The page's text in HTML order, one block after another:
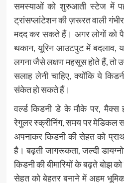
समस्याओं को शुरुआती स्टेज में
ट्रांसप्लांटेशन की ज़रूरत वाली
मदद कर सकते हैं। अगर लोगों को
थकान, यूरिन आउटपुट में बदलाव,
लगना जैसे लक्षण महसूस होते हैं, तो
सलाह लेनी चाहिए, क्योंकि ये
संकेत हो सकते हैं।
वर्ल्ड किडनी डे के मौके पर, मैक्स
रेगुलर स्क्रीनिंग, समय पर मेडिकल
अपनाकर किडनी की सेहत को
है। बढ़ती जागरूकता, जल्दी
किडनी की बीमारियों के बढ़ते
सेहत को बेहतर बनाने में अहम